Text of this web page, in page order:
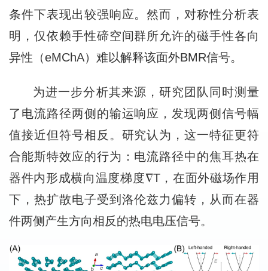
条件下表现出较强响应。然而，对称性分析表
明，仅依赖手性碲空间群所允许的磁手性各向
异性（eMChA）难以解释该面外BMR信号。
为进一步分析其来源，研究团队同时测量
了电流路径两侧的输运响应，发现两侧信号幅
值接近但符号相反。研究认为，这一特征更符
合能斯特效应的行为：电流路径中的焦耳热在
器件内形成横向温度梯度∇T，在面外磁场作用
下，热扩散电子受到洛伦兹力偏转，从而在器
件两侧产生方向相反的热电电压信号。